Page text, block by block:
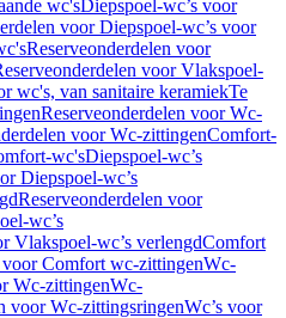
wc'sDiepspoel-wc’s voor
voor Diepspoel-wc’s voor
Reserveonderdelen voor
voor Vlakspoel-
wc's, van sanitaire keramiekTe
Reserveonderdelen voor Wc-
voor Wc-zittingenComfort-
wc'sDiepspoel-wc’s
Diepspoel-wc’s
Reserveonderdelen voor
wc’s
Vlakspoel-wc’s verlengdComfort
voor Comfort wc-zittingenWc-
Wc-zittingenWc-
voor Wc-zittingsringenWc’s voor